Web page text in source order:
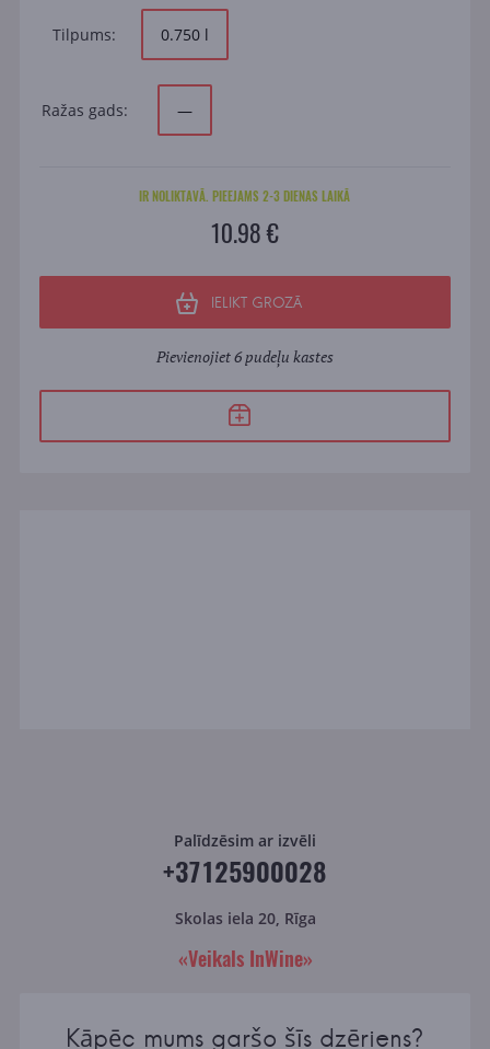
Tilpums: 0.750 l
Ražas gads: —
IR NOLIKTAVĀ. PIEEJAMS 2-3 DIENAS LAIKĀ
10.98 €
IELIKT GROZĀ
Pievienojiet 6 pudeļu kastes
Palīdzēsim ar izvēli
+37125900028
Skolas iela 20, Rīga
«Veikals InWine»
Kāpēc mums garšo šīs dzēriens?